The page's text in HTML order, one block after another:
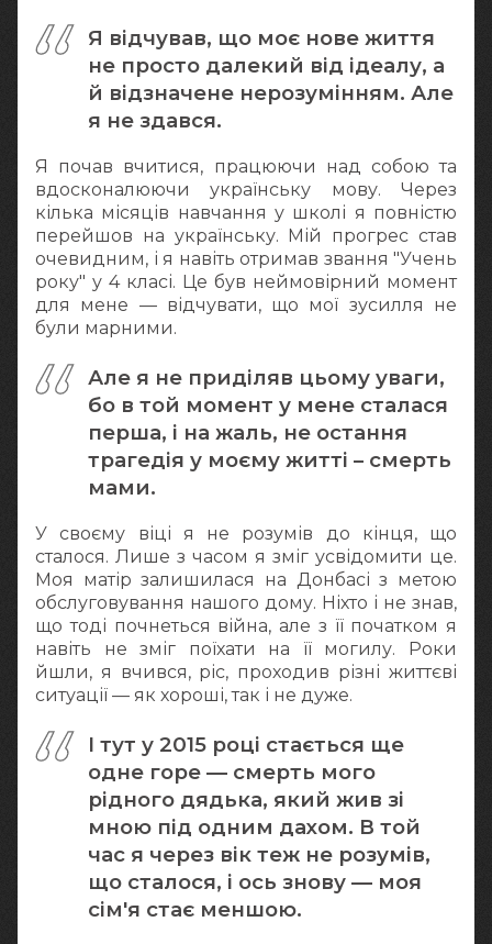
Я відчував, що моє нове життя
не просто далекий від ідеалу, а
й відзначене нерозумінням. Але
я не здався.
Я почав вчитися, працюючи над собою та
вдосконалюючи українську мову. Через
кілька місяців навчання у школі я повністю
перейшов на українську. Мій прогрес став
очевидним, і я навіть отримав звання "Учень
року" у 4 класі. Це був неймовірний момент
для мене — відчувати, що мої зусилля не
були марними.
Але я не приділяв цьому уваги,
бо в той момент у мене сталася
перша, і на жаль, не остання
трагедія у моєму житті – смерть
мами.
У своєму віці я не розумів до кінця, що
сталося. Лише з часом я зміг усвідомити це.
Моя матір залишилася на Донбасі з метою
обслуговування нашого дому. Ніхто і не знав,
що тоді почнеться війна, але з її початком я
навіть не зміг поїхати на її могилу. Роки
йшли, я вчився, ріс, проходив різні життєві
ситуації — як хороші, так і не дуже.
І тут у 2015 році стається ще
одне горе — смерть мого
рідного дядька, який жив зі
мною під одним дахом. В той
час я через вік теж не розумів,
що сталося, і ось знову — моя
сім'я стає меншою.